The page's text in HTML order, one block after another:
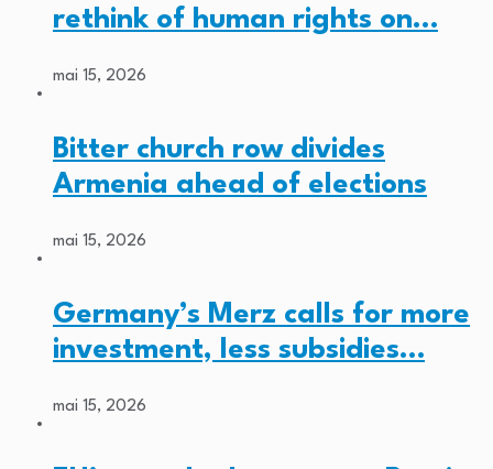
rethink of human rights on…
mai 15, 2026
Bitter church row divides
Armenia ahead of elections
mai 15, 2026
Germany’s Merz calls for more
investment, less subsidies…
mai 15, 2026